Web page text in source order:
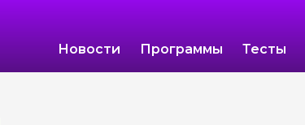
Новости Программы Тесты